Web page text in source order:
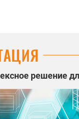
решение